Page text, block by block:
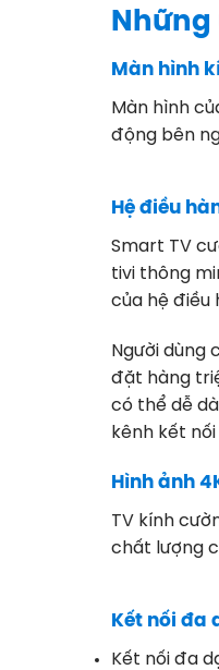
Những
Màn hình
Màn hình
động bên
Hệ điều
Smart TV
tivi thông
của hệ điều
Người dùng
đặt hàng
có thể dễ
kênh kết
Hình ảnh
TV kính
chất lượng
Kết nối đa
Kết nối đa